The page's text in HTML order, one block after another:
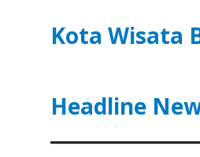
Kota Wisata
Headline